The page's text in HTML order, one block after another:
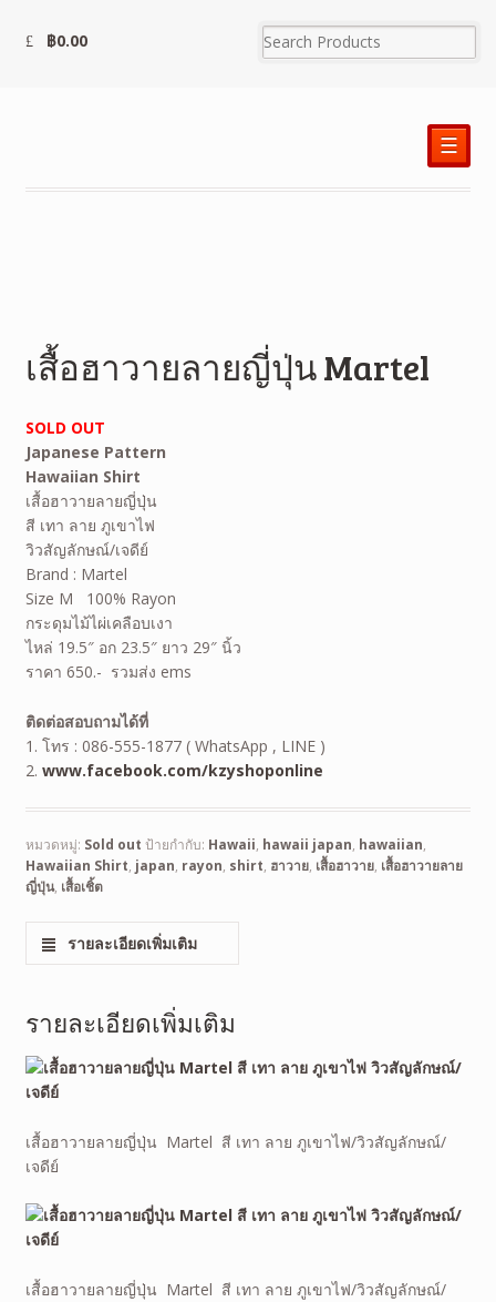
฿0.00
☰
เสื้อฮาวายลายญี่ปุ่น Martel
SOLD OUT
Japanese Pattern
Hawaiian Shirt
เสื้อฮาวายลายญี่ปุ่น
สี เทา ลาย ภูเขาไฟ
วิวสัญลักษณ์/เจดีย์
Brand : Martel
Size M 100% Rayon
กระดุมไม้ไผ่เคลือบเงา
ไหล่ 19.5″ อก 23.5″ ยาว 29″ นิ้ว
ราคา 650.- รวมส่ง ems
ติดต่อสอบถามได้ที่
1. โทร : 086-555-1877 ( WhatsApp , LINE )
2. www.facebook.com/kzyshoponline
หมวดหมู่: Sold out ป้ายกำกับ: Hawaii, hawaii japan, hawaiian,
Hawaiian Shirt, japan, rayon, shirt, ฮาวาย, เสื้อฮาวาย, เสื้อฮาวายลาย
ญี่ปุ่น, เสื้อเชิ้ต
รายละเอียดเพิ่มเติม
รายละเอียดเพิ่มเติม
เสื้อฮาวายลายญี่ปุ่น Martel สี เทา ลาย ภูเขาไฟ/วิวสัญลักษณ์/
เจดีย์
เสื้อฮาวายลายญี่ปุ่น Martel สี เทา ลาย ภูเขาไฟ/วิวสัญลักษณ์/